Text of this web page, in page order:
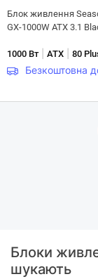
Блок живлення
GX-1000W ATX 3.1
1000 Вт| ATX 80
Безкоштовна
Блоки
шукають